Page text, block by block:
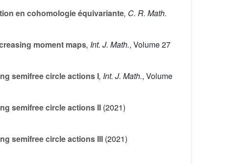
en cohomologie équivariante, C. R. Math.
moment maps, Int. J. Math., Volume 27
semifree circle actions I, Int. J. Math., Volume
semifree circle actions II (2021)
semifree circle actions III (2021)